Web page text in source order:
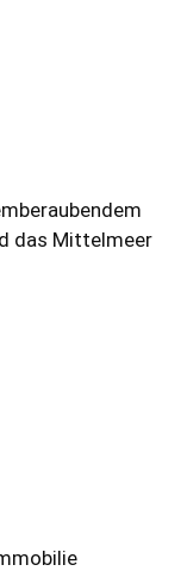
das Mittelmeer